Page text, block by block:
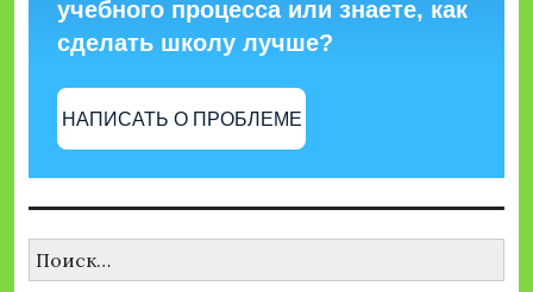
учебного процесса или знаете, как
сделать школу лучше?
НАПИСАТЬ О ПРОБЛЕМЕ